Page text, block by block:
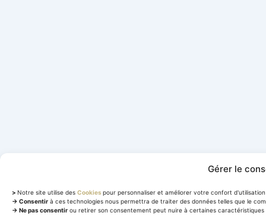
Gérer le
> Notre site utilise des Cookies pour personnaliser et améliorer votre confort d'utilisation
→ Consentir à ces technologies nous permettra de traiter des données telles que le
→ Ne pas consentir ou retirer son consentement peut nuire à certaines